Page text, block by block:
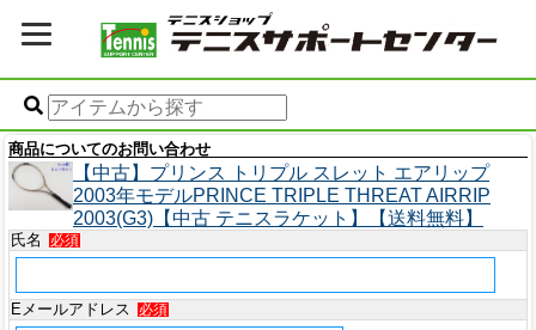
商品についてのお問い合わせ
【中古】プリンス トリプル スレット エアリップ
2003年モデルPRINCE TRIPLE THREAT AIRRIP
2003(G3)【中古 テニスラケット】【送料無料】
氏名 必須
Eメールアドレス 必須